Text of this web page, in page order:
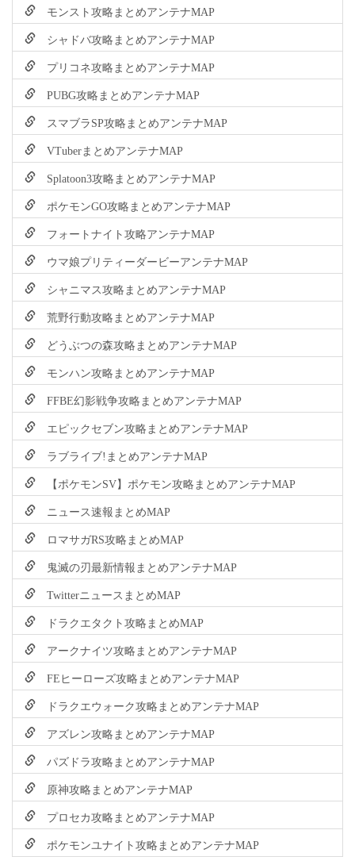
モンスト攻略まとめアンテナMAP
シャドバ攻略まとめアンテナMAP
プリコネ攻略まとめアンテナMAP
PUBG攻略まとめアンテナMAP
スマブラSP攻略まとめアンテナMAP
VTuberまとめアンテナMAP
Splatoon3攻略まとめアンテナMAP
ポケモンGO攻略まとめアンテナMAP
フォートナイト攻略アンテナMAP
ウマ娘プリティーダービーアンテナMAP
シャニマス攻略まとめアンテナMAP
荒野行動攻略まとめアンテナMAP
どうぶつの森攻略まとめアンテナMAP
モンハン攻略まとめアンテナMAP
FFBE幻影戦争攻略まとめアンテナMAP
エピックセブン攻略まとめアンテナMAP
ラブライブ!まとめアンテナMAP
【ポケモンSV】ポケモン攻略まとめアンテナMAP
ニュース速報まとめMAP
ロマサガRS攻略まとめMAP
鬼滅の刃最新情報まとめアンテナMAP
TwitterニュースまとめMAP
ドラクエタクト攻略まとめMAP
アークナイツ攻略まとめアンテナMAP
FEヒーローズ攻略まとめアンテナMAP
ドラクエウォーク攻略まとめアンテナMAP
アズレン攻略まとめアンテナMAP
パズドラ攻略まとめアンテナMAP
原神攻略まとめアンテナMAP
プロセカ攻略まとめアンテナMAP
ポケモンユナイト攻略まとめアンテナMAP